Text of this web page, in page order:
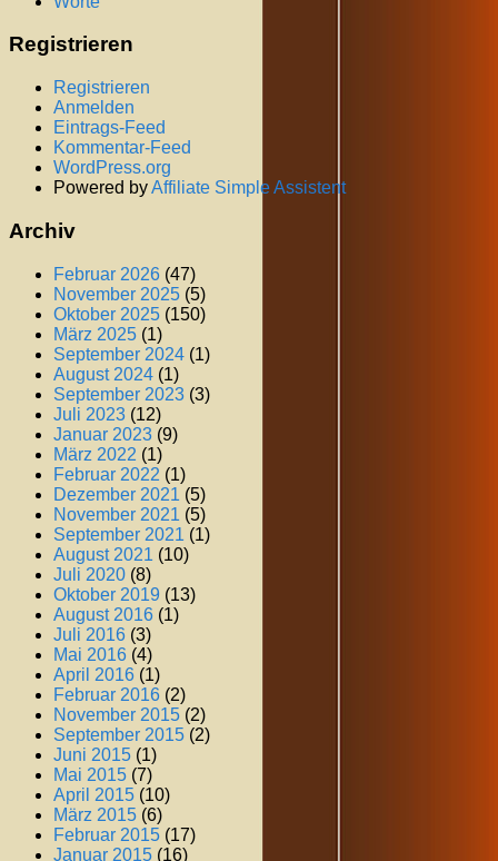
Registrieren
Registrieren
Anmelden
Eintrags-Feed
Kommentar-Feed
WordPress.org
Powered byAffiliate Simple Assistent
Archiv
Februar 2026 (47)
November 2025 (5)
Oktober 2025 (150)
März 2025 (1)
September 2024 (1)
August 2024 (1)
September 2023 (3)
Juli 2023 (12)
Januar 2023 (9)
März 2022 (1)
Februar 2022 (1)
Dezember 2021 (5)
November 2021 (5)
September 2021 (1)
August 2021 (10)
Juli 2020 (8)
Oktober 2019 (13)
August 2016 (1)
Juli 2016 (3)
Mai 2016 (4)
April 2016 (1)
Februar 2016 (2)
November 2015 (2)
September 2015 (2)
Juni 2015 (1)
Mai 2015 (7)
April 2015 (10)
März 2015 (6)
Februar 2015 (17)
Januar 2015 (16)